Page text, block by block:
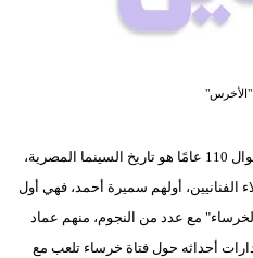
"الأخرس"
قدم ثلاثة فنانيين فقط، دور الأخرس طوال 110 عامًا هو تاريخ السينما المصرية،
الفنانيين، أولهم سميرة أحمد، فهي أول
مع عدد من النجوم، منهم عماد
أحداثه حول فتاة خرساء تلعب مع